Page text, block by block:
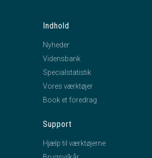
Indhold
Nyheder
Vidensbank
Specialstatistik
Vores værktøjer
Book et foredrag
Support
Hjælp til værktøjerne